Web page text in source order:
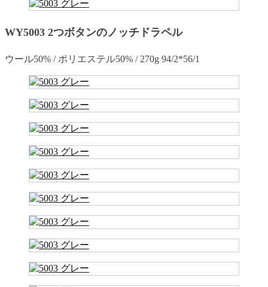
WY5003 2つボタンのノッチドラペル
ウール50% / ポリエステル50% / 270g 94/2*56/1